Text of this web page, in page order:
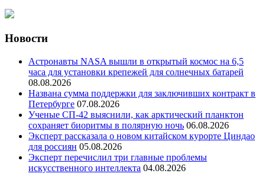
Новости
Астронавты NASA вышли в открытый космос на 6,5
часа для установки крепежей для солнечных батарей
08.08.2026
Названа сумма поддержки для заключивших контракт в
Петербурге 07.08.2026
Ученые СП-42 выяснили, как арктический планктон
сохраняет биоритмы в полярную ночь 06.08.2026
Эксперт рассказала о новом китайском курорте Циндао
для россиян 05.08.2026
Эксперт перечислил три главные проблемы
искусственного интеллекта 04.08.2026